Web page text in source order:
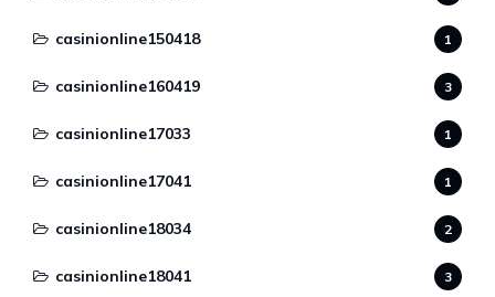
casinionline150418 1
casinionline160419 3
casinionline17033 1
casinionline17041 1
casinionline18034 2
casinionline18041 3